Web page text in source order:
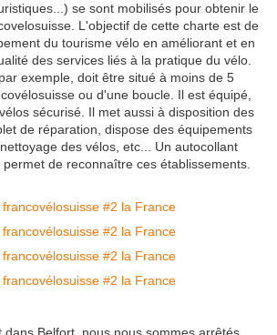
se sont mobilisés pour obtenir le
L'objectif de cette charte est de
du tourisme vélo en améliorant et en
des services liés à la pratique du vélo.
exemple, doit être situé à moins de 5
ou d'une boucle. Il est équipé,
sécurisé. Il met aussi à disposition des
de réparation, dispose des équipements
des vélos, etc... Un autocollant
de reconnaître ces établissements.